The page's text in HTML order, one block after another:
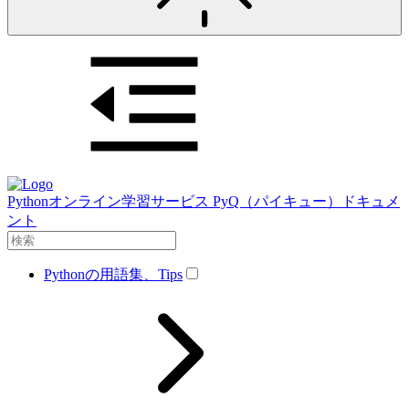
Pythonオンライン学習サービス PyQ（パイキュー）ドキュメ
ント
Pythonの用語集、Tips